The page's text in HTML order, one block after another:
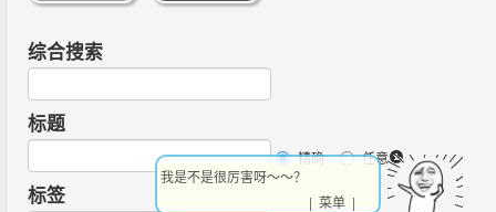
综合搜索
标题
精确 任意
标签
我是不是很厉害呀～～？
| 菜单 |